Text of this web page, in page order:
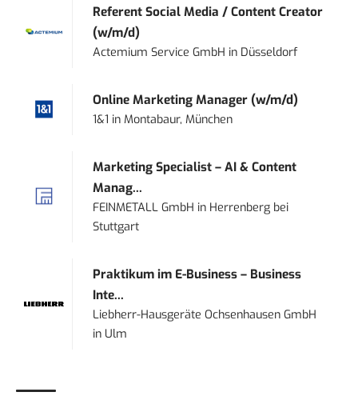
Referent Social Media / Content Creator
(w/m/d)
Actemium Service GmbH in Düsseldorf
Online Marketing Manager (w/m/d)
1&1 inMontabaur, München
Marketing Specialist – AI & Content
Manag...
FEINMETALL GmbH in Herrenberg bei
Stuttgart
Praktikum im E-Business – Business
Inte...
Liebherr-Hausgeräte Ochsenhausen GmbH
in Ulm